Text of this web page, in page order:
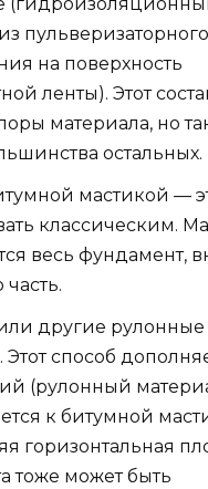
пульверизаторного
на поверхность
ленты). Этот
материала, но
остальных.
мастикой —
классическим.
весь фундамент,
другие рулонные
способ
(рулонный
к битумной
горизонтальная
тоже может быть